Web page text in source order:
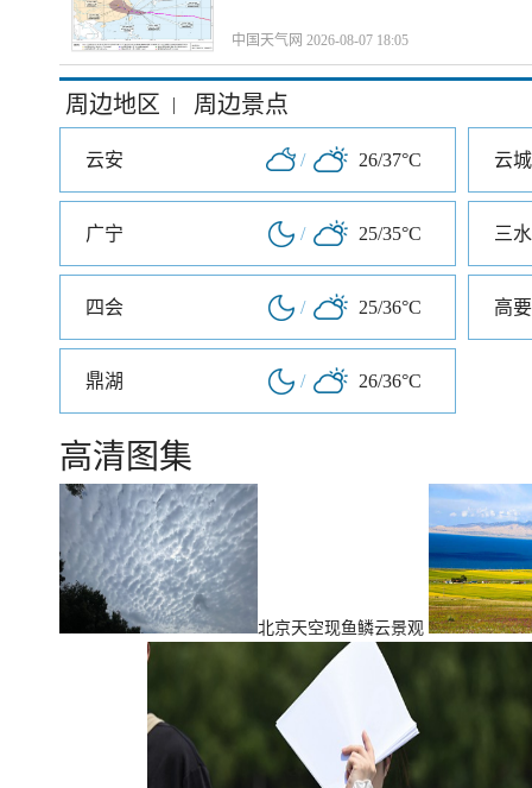
中国天气网 2026-08-07 18:05
周边地区 | 周边景点
云安 / 26/37°C 云城
广宁 / 25/35°C 三水
四会 / 25/36°C 高要
鼎湖 / 26/36°C
高清图集
北京天空现鱼鳞云景观